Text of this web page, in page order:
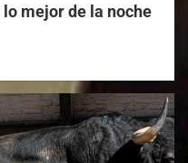
mejor de la noche